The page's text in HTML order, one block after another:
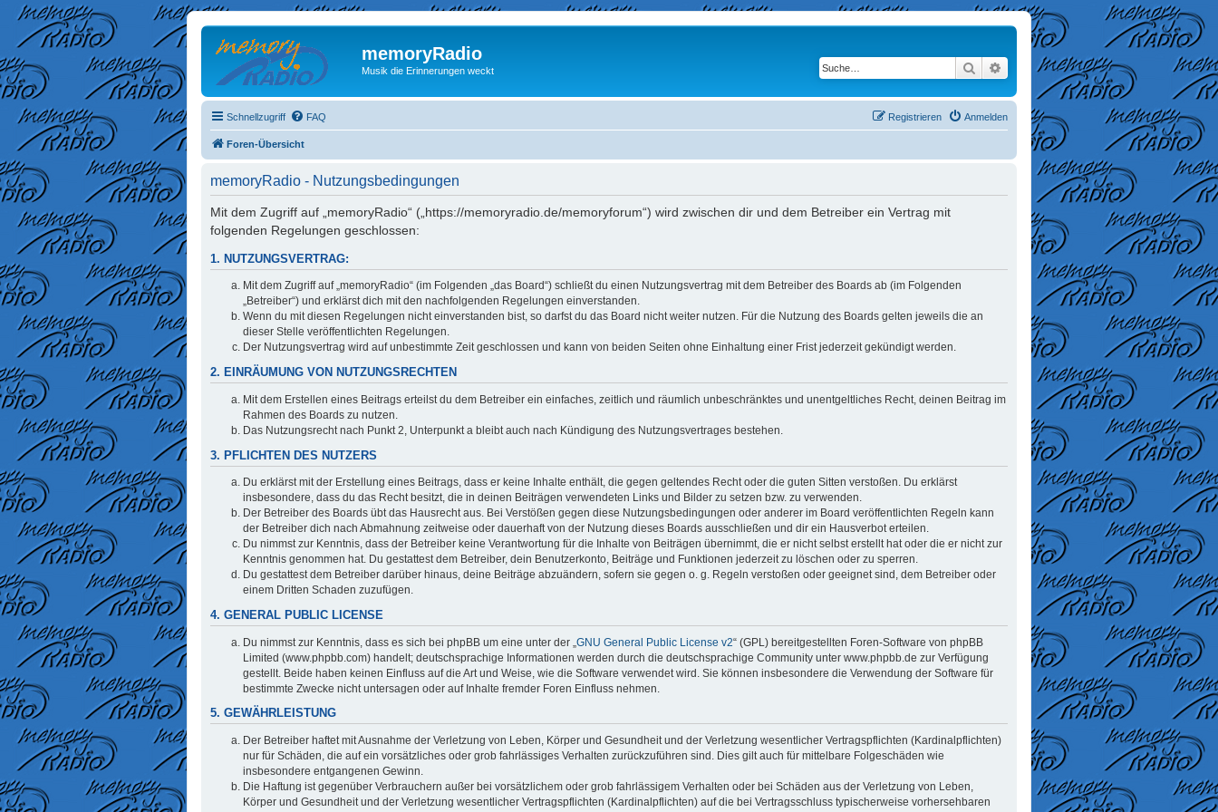
memoryRadio
Musik die Erinnerungen weckt Suche Erweiterte Suche
Schnellzugriff FAQ Anmelden
Registrieren
Foren-Übersicht
memoryRadio - Nutzungsbedingungen
Mit dem Zugriff auf „memoryRadio“ („https://memoryradio.de/memoryforum“) wird zwischen dir und dem Betreiber ein Vertrag mit
folgenden Regelungen geschlossen:
1. NUTZUNGSVERTRAG:
Mit dem Zugriff auf „memoryRadio“ (im Folgenden „das Board“) schließt du einen Nutzungsvertrag mit dem Betreiber des Boards ab (im Folgenden
„Betreiber“) und erklärst dich mit den nachfolgenden Regelungen einverstanden.
Wenn du mit diesen Regelungen nicht einverstanden bist, so darfst du das Board nicht weiter nutzen. Für die Nutzung des Boards gelten jeweils die an
dieser Stelle veröffentlichten Regelungen.
Der Nutzungsvertrag wird auf unbestimmte Zeit geschlossen und kann von beiden Seiten ohne Einhaltung einer Frist jederzeit gekündigt werden.
2. EINRÄUMUNG VON NUTZUNGSRECHTEN
Mit dem Erstellen eines Beitrags erteilst du dem Betreiber ein einfaches, zeitlich und räumlich unbeschränktes und unentgeltliches Recht, deinen Beitrag im
Rahmen des Boards zu nutzen.
Das Nutzungsrecht nach Punkt 2, Unterpunkt a bleibt auch nach Kündigung des Nutzungsvertrages bestehen.
3. PFLICHTEN DES NUTZERS
Du erklärst mit der Erstellung eines Beitrags, dass er keine Inhalte enthält, die gegen geltendes Recht oder die guten Sitten verstoßen. Du erklärst
insbesondere, dass du das Recht besitzt, die in deinen Beiträgen verwendeten Links und Bilder zu setzen bzw. zu verwenden.
Der Betreiber des Boards übt das Hausrecht aus. Bei Verstößen gegen diese Nutzungsbedingungen oder anderer im Board veröffentlichten Regeln kann
der Betreiber dich nach Abmahnung zeitweise oder dauerhaft von der Nutzung dieses Boards ausschließen und dir ein Hausverbot erteilen.
Du nimmst zur Kenntnis, dass der Betreiber keine Verantwortung für die Inhalte von Beiträgen übernimmt, die er nicht selbst erstellt hat oder die er nicht zur
Kenntnis genommen hat. Du gestattest dem Betreiber, dein Benutzerkonto, Beiträge und Funktionen jederzeit zu löschen oder zu sperren.
Du gestattest dem Betreiber darüber hinaus, deine Beiträge abzuändern, sofern sie gegen o. g. Regeln verstoßen oder geeignet sind, dem Betreiber oder
einem Dritten Schaden zuzufügen.
4. GENERAL PUBLIC LICENSE
Du nimmst zur Kenntnis, dass es sich bei phpBB um eine unter der „ GNU General Public License v2“ (GPL) bereitgestellten Foren-Software von phpBB
Limited (www.phpbb.com) handelt; deutschsprachige Informationen werden durch die deutschsprachige Community unter www.phpbb.de zur Verfügung
gestellt. Beide haben keinen Einfluss auf die Art und Weise, wie die Software verwendet wird. Sie können insbesondere die Verwendung der Software für
bestimmte Zwecke nicht untersagen oder auf Inhalte fremder Foren Einfluss nehmen.
5. GEWÄHRLEISTUNG
Der Betreiber haftet mit Ausnahme der Verletzung von Leben, Körper und Gesundheit und der Verletzung wesentlicher Vertragspflichten (Kardinalpflichten)
nur für Schäden, die auf ein vorsätzliches oder grob fahrlässiges Verhalten zurückzuführen sind. Dies gilt auch für mittelbare Folgeschäden wie
insbesondere entgangenen Gewinn.
Die Haftung ist gegenüber Verbrauchern außer bei vorsätzlichem oder grob fahrlässigem Verhalten oder bei Schäden aus der Verletzung von Leben,
Körper und Gesundheit und der Verletzung wesentlicher Vertragspflichten (Kardinalpflichten) auf die bei Vertragsschluss typischerweise vorhersehbaren